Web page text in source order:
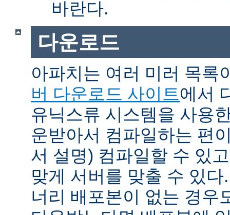
바란다.
다운로드
아파치는 여러 미러 목록
버 다운로드 사이트에서
유닉스류 시스템을 사용
운받아서 컴파일하는 편
서 설명) 컴파일할 수 있
맞게 서버를 맞출 수 있
너리 배포본이 없는 경우